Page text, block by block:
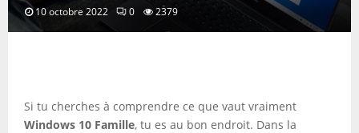
10 octobre 2022 0 2379
Si tu cherches à comprendre ce que vaut vraiment
Windows 10 Famille, tu es au bon endroit. Dans la